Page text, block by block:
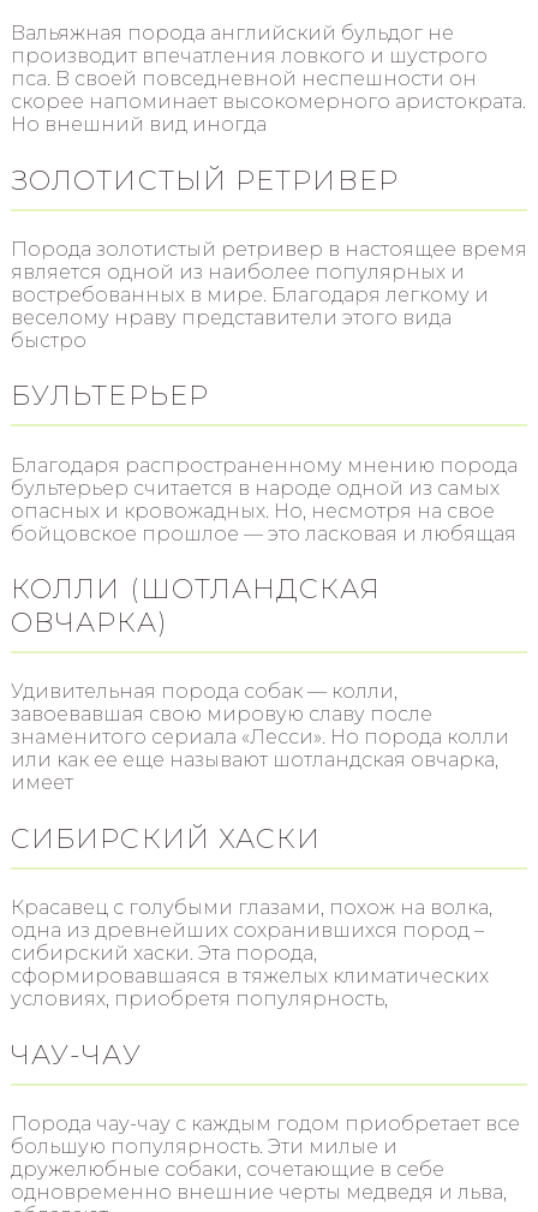
Вальяжная порода английский бульдог не
производит впечатления ловкого и шустрого
пса. В своей повседневной неспешности он
скорее напоминает высокомерного аристократа.
Но внешний вид иногда
ЗОЛОТИСТЫЙ РЕТРИВЕР
Порода золотистый ретривер в настоящее время
является одной из наиболее популярных и
востребованных в мире. Благодаря легкому и
веселому нраву представители этого вида
быстро
БУЛЬТЕРЬЕР
Благодаря распространенному мнению порода
бультерьер считается в народе одной из самых
опасных и кровожадных. Но, несмотря на свое
бойцовское прошлое — это ласковая и любящая
КОЛЛИ (ШОТЛАНДСКАЯ
ОВЧАРКА)
Удивительная порода собак — колли,
завоевавшая свою мировую славу после
знаменитого сериала «Лесси». Но порода колли
или как ее еще называют шотландская овчарка,
имеет
СИБИРСКИЙ ХАСКИ
Красавец с голубыми глазами, похож на волка,
одна из древнейших сохранившихся пород –
сибирский хаски. Эта порода,
сформировавшаяся в тяжелых климатических
условиях, приобретя популярность,
ЧАУ-ЧАУ
Порода чау-чау с каждым годом приобретает все
большую популярность. Эти милые и
дружелюбные собаки, сочетающие в себе
одновременно внешние черты медведя и льва,